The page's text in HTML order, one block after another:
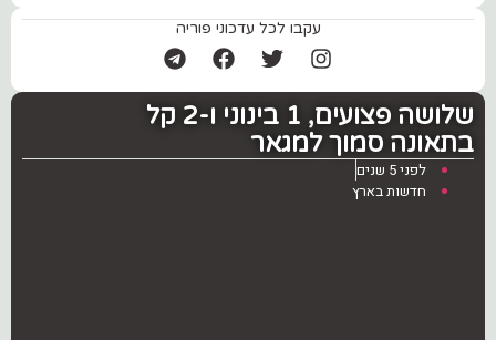
עקבו לכל עדכוני פוריה
שלושה פצועים, 1 בינוני ו-2 קל
בתאונה סמוך למגאר
לפני 5 שנים
חדשות בארץ